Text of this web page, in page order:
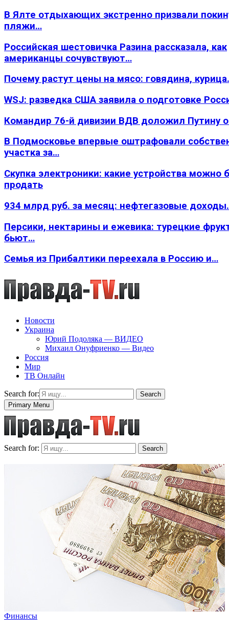
В Ялте отдыхающих экстренно призвали
пляжи…
Российская шестовичка Разина рассказала, как
американцы сочувствуют…
Почему растут цены на мясо: говядина,
WSJ: разведка США заявила о подготовке
Командир 76-й дивизии ВДВ доложил Путину
В Подмосковье впервые оштрафовали
участка за…
Скупка электроники: какие устройства можно
продать
934 млрд руб. за месяц: нефтегазовые
Персики, нектарины и ежевика: турецкие
бьют…
Семья из Прибалтики переехала в Россию и…
Новости
Украина
Юрий Подоляка — ВИДЕО
Михаил Онуфриенко — Видео
Россия
Мир
ТВ Онлайн
Search for:
Search
Primary Menu
Search for: Search
Финансы